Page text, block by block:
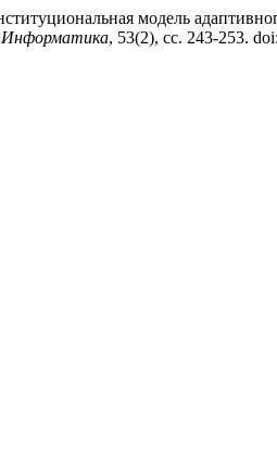
модель
Информатика, 53(2), сс. 243-253.